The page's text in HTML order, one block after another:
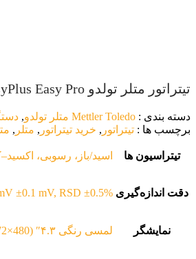
استیل
محصولات استیل
آزمایشگاهی
اسپاتول
سیستم فیلتراسیون
استیل
کریمپر
تیتراتور متلر تولدو Titrator EasyPlus Easy Pro
دسته بندی : Mettler Toledo متلر تولدو ,
برچسب ها : تیتراتور , خرید تیتراتور , متلر ,
تیتراسیون ها اسید/باز، رسوبی،
دقت اندازه‌گیری ±0.1 mV, RSD ±0.5%
نمایشگر لمسی رنگی ۴.۳″ (480×272)